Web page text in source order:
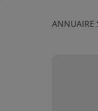
ANNUAIRE